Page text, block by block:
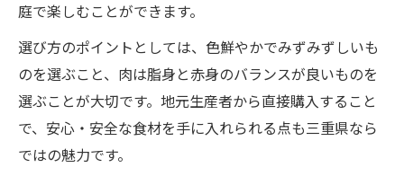
庭で楽しむことができます。
選び方のポイントとしては、色鮮やかでみずみずしいも
のを選ぶこと、肉は脂身と赤身のバランスが良いものを
選ぶことが大切です。地元生産者から直接購入すること
で、安心・安全な食材を手に入れられる点も三重県なら
ではの魅力です。